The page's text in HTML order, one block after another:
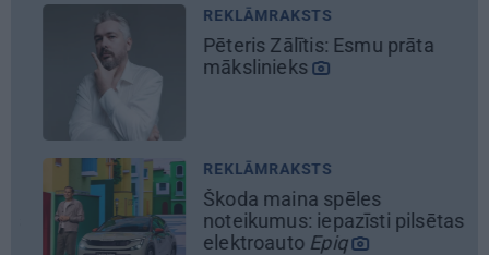
REKLĀMRAKSTS
Pēteris Zālītis: Esmu prāta
mākslinieks
REKLĀMRAKSTS
Škoda maina spēles
noteikumus: iepazīsti pilsētas
elektroauto
Epiq